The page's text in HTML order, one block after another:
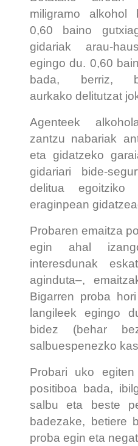
miligramo alkohol
0,60 baino
gidariak arau-
egingo du. 0,60
bada, berriz,
aurkako delitutzat
Agenteek
zantzu nabariak
eta gidatzeko
gidariari bide-
delitua egoitziko
eraginpean
Probaren emaitza
egin ahal
interesdunak
aginduta–,
Bigarren proba
langileek egingo
bidez (behar
salbuespenezko
Probari uko
positiboa bada,
salbu eta beste
badezake, betiere
proba egin eta